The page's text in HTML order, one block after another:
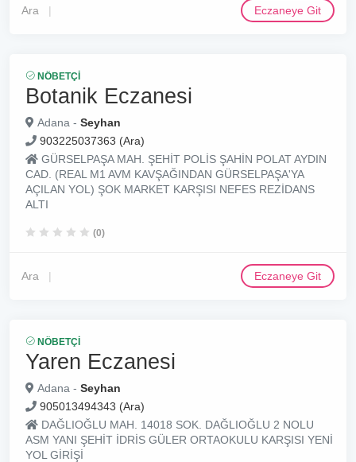
Ara Eczaneye Git
NÖBETÇI
Botanik Eczanesi
Adana - Seyhan
903225037363 (Ara)
GÜRSELPAŞA MAH. ŞEHİT POLİS ŞAHİN POLAT AYDIN
CAD. (REAL M1 AVM KAVŞAĞINDAN GÜRSELPAŞA'YA
AÇILAN YOL) ŞOK MARKET KARŞISI NEFES REZİDANS
ALTI
(0)
Ara Eczaneye Git
NÖBETÇI
Yaren Eczanesi
Adana - Seyhan
905013494343 (Ara)
DAĞLIOĞLU MAH. 14018 SOK. DAĞLIOĞLU 2 NOLU
ASM YANI ŞEHİT İDRİS GÜLER ORTAOKULU KARŞISI YENİ
YOL GİRİŞİ